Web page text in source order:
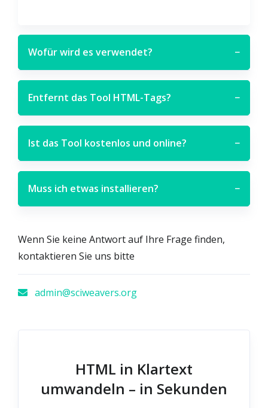
Wofür wird es verwendet? −
Entfernt das Tool HTML-Tags? −
Ist das Tool kostenlos und online? −
Muss ich etwas installieren? −
Wenn Sie keine Antwort auf Ihre Frage finden,
kontaktieren Sie uns bitte
admin@sciweavers.org
HTML in Klartext
umwandeln – in Sekunden